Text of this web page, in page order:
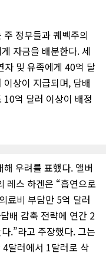
정부들과 퀘벡주의
자금을 배분한다. 세
자 및 유족에게 40억 달
상이 지급되며, 담배
억 달러 이상이 배정
우려를 표했다. 앨버
레스 하겐은 “흡연으로
료비 부담만 5억 달러
배 감축 전략에 연간 2
.”라고 주장했다. 그는
달러에서 1달러로 삭